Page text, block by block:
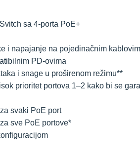
sa 4-porta PoE+
i napajanje na pojedinačnim
PD-ovima
i snage u proširenom režimu**
prioritet portova 1–2 kako bi se
svaki PoE port
sve PoE portove*